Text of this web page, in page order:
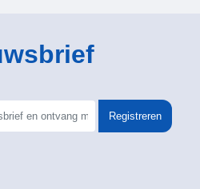
Registreren